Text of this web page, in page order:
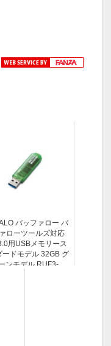
バッファロー バ
ローツールズ対応
用USBメモリース
ードモデル 32GB グ
ンモデル RUF3-